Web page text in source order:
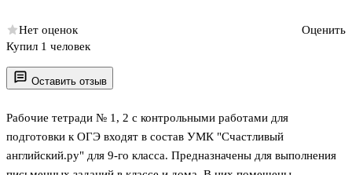
Оставить отзыв
Рабочие тетради № 1, 2 с контрольными работами для
подготовки к ОГЭ входят в состав УМК "Счастливый
английский.ру" для 9-го класса. Предназначены для выполнения
Нет оценок
Оценить
Купил 1 человек